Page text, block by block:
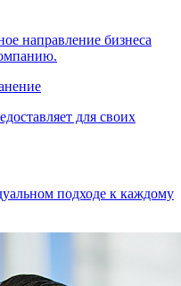
направление бизнеса
для своих
подходе к каждому